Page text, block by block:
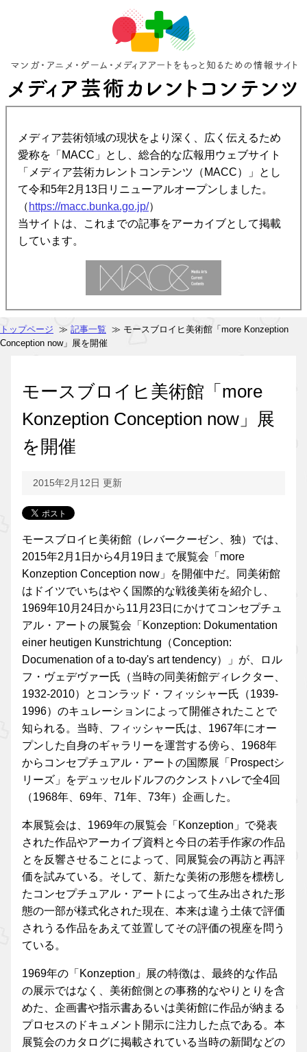
メディア芸術領域の現状をより深く、広く伝えるため
愛称を「MACC」とし、総合的な広報用ウェブサイト
「メディア芸術カレントコンテンツ（MACC）」とし
て令和5年2月13日リニューアルオープンしました。
（ https://macc.bunka.go.jp/）
当サイトは、これまでの記事をアーカイブとして掲載
しています。
トップページ ≫ 記事一覧 ≫ モースブロイヒ美術館「more Konzeption
Conception now」展を開催
モースブロイヒ美術館「more
Konzeption Conception now」展
を開催
2015年2月12日 更新
モースブロイヒ美術館（レバークーゼン、独）では、
2015年2月1日から4月19日まで展覧会「more
Konzeption Conception now」を開催中だ。同美術館
はドイツでいちはやく国際的な戦後美術を紹介し、
1969年10月24日から11月23日にかけてコンセプチュ
アル・アートの展覧会「Konzeption: Dokumentation
einer heutigen Kunstrichtung（Conception:
Documenation of a to-day's art tendency）」が、ロル
フ・ヴェデヴァー氏（当時の同美術館ディレクター、
1932-2010）とコンラッド・フィッシャー氏（1939-
1996）のキュレーションによって開催されたことで
知られる。当時、フィッシャー氏は、1967年にオー
プンした自身のギャラリーを運営する傍ら、1968年
からコンセプチュアル・アートの国際展「Prospectシ
リーズ」をデュッセルドルフのクンストハレで全4回
（1968年、69年、71年、73年）企画した。
本展覧会は、1969年の展覧会「Konzeption」で発表
された作品やアーカイブ資料と今日の若手作家の作品
とを反響させることによって、同展覧会の再訪と再評
価を試みている。そして、新たな美術の形態を標榜し
たコンセプチュアル・アートによって生み出された形
態の一部が様式化された現在、本来は違う土俵で評価
されうる作品をあえて並置してその評価の視座を問う
ている。
1969年の「Konzeption」展の特徴は、最終的な作品
の展示ではなく、美術館側との事務的なやりとりを含
めた、企画書や指示書あるいは美術館に作品が納まる
プロセスのドキュメント開示に注力した点である。本
展覧会のカタログに掲載されている当時の新聞などの